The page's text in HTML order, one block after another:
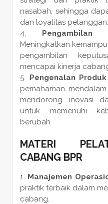
nasabah, sehingga
dan loyalitas pelanggan.
Pengambilan
Meningkatkan
pengambilan
mencapai kinerja
Pengenalan
pemahaman
mendorong inovasi
untuk memenuhi
berubah.
MATERI
CABANG BPR
Manajemen
praktik terbaik dalam
cabang.